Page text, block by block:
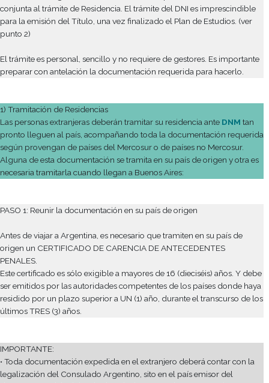
de las materias cursadas durante el cuatrimestre.
por la Disposición 20.699/2006, toda persona extranjera que
Además de la Residencia es necesario tramitar el Documento
de Identidad Argentino (DNI). Este trámite se puede realizar
conjunta al trámite de Residencia. El trámite del DNI es
para la emisión del Título, una vez finalizado el Plan de
El trámite es personal, sencillo y no requiere de gestores. Es
1) Tramitación de Residencias
Las personas extranjeras deberán tramitar su residencia ante
pronto lleguen al país, acompañando toda la documentación
según provengan de países del Mercosur o de países no
necesaria tramitarla cuando llegan a Buenos Aires: